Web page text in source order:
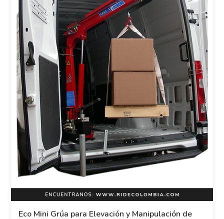
Eco Mini Grúa para Elevación y Manipulación de